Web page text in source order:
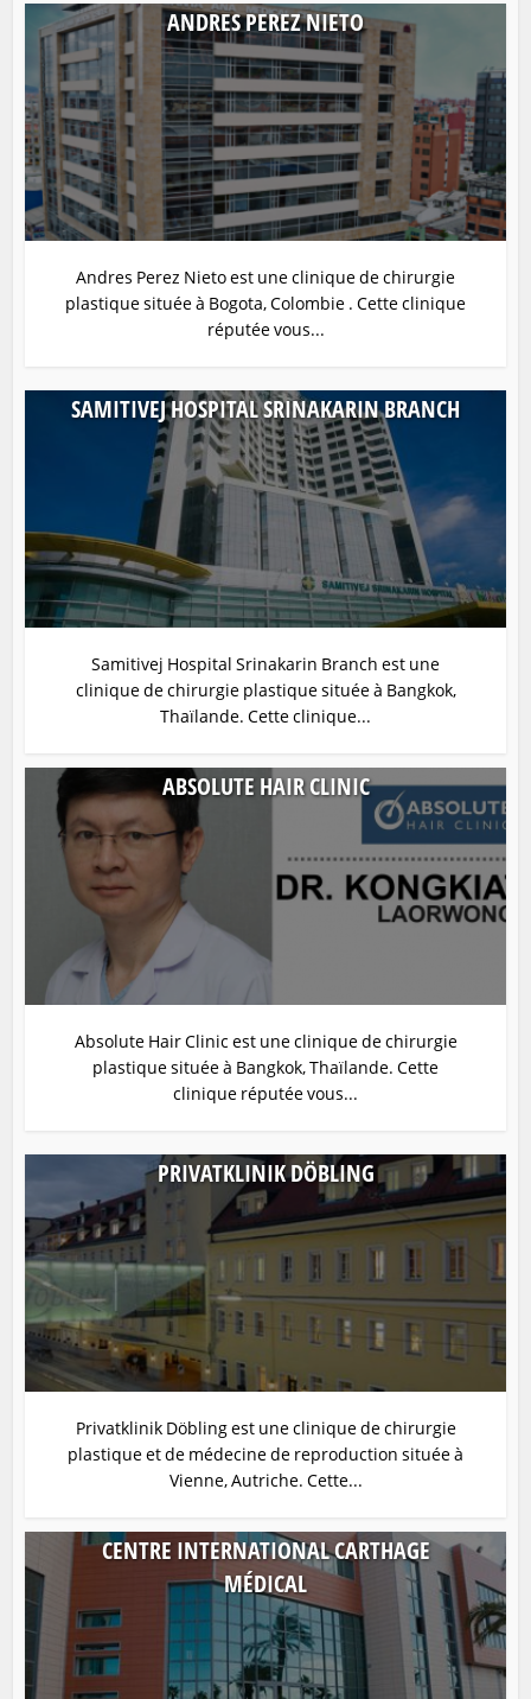
ANDRES PEREZ NIETO
Andres Perez Nieto est une clinique de chirurgie
plastique située à Bogota, Colombie . Cette clinique
réputée vous...
SAMITIVEJ HOSPITAL SRINAKARIN BRANCH
Samitivej Hospital Srinakarin Branch est une
clinique de chirurgie plastique située à Bangkok,
Thaïlande. Cette clinique...
ABSOLUTE HAIR CLINIC
Absolute Hair Clinic est une clinique de chirurgie
plastique située à Bangkok, Thaïlande. Cette
clinique réputée vous...
PRIVATKLINIK DÖBLING
Privatklinik Döbling est une clinique de chirurgie
plastique et de médecine de reproduction située à
Vienne, Autriche. Cette...
CENTRE INTERNATIONAL CARTHAGE
MÉDICAL